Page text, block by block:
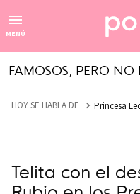
MENÚ
FAMOSOS, PERO
HOY SE HABLA DE Princesa
Telita con el